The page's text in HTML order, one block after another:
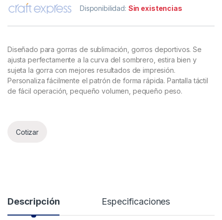
Disponibilidad: Sin existencias
Diseñado para gorras de sublimación, gorros deportivos. Se
ajusta perfectamente a la curva del sombrero, estira bien y
sujeta la gorra con mejores resultados de impresión.
Personaliza fácilmente el patrón de forma rápida. Pantalla táctil
de fácil operación, pequeño volumen, pequeño peso.
Cotizar
Descripción Especificaciones